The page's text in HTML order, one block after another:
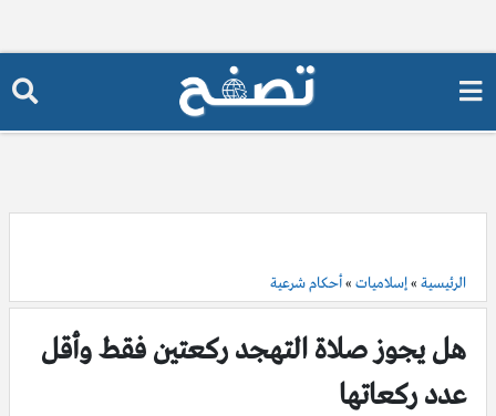
الرئيسية »إسلاميات »أحكام شرعية
هل يجوز صلاة التهجد ركعتين فقط وأقل
عدد ركعاتها